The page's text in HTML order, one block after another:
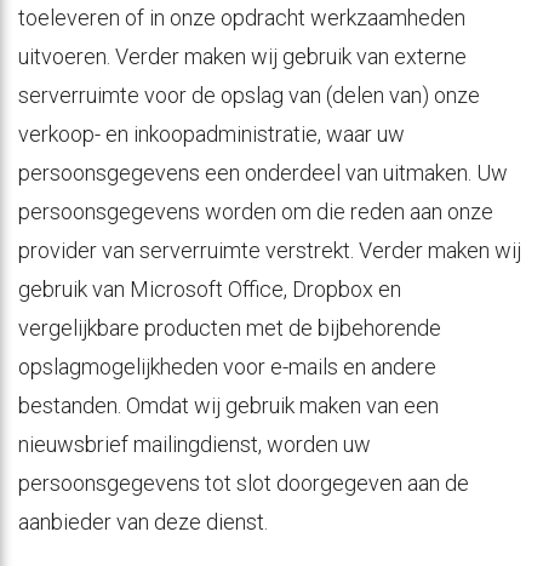
toeleveren of in onze opdracht werkzaamheden
uitvoeren. Verder maken wij gebruik van externe
serverruimte voor de opslag van (delen van) onze
verkoop- en inkoopadministratie, waar uw
persoonsgegevens een onderdeel van uitmaken. Uw
persoonsgegevens worden om die reden aan onze
provider van serverruimte verstrekt. Verder maken wij
gebruik van Microsoft Office, Dropbox en
vergelijkbare producten met de bijbehorende
opslagmogelijkheden voor e-mails en andere
bestanden. Omdat wij gebruik maken van een
nieuwsbrief mailingdienst, worden uw
persoonsgegevens tot slot doorgegeven aan de
aanbieder van deze dienst.